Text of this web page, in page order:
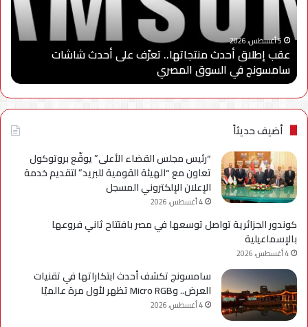
على
أحدث
شاشات
سامسونج
في
السوق
المصري
5 أغسطس، 2026
عقب إطلاق أحدث منتجاتها.. تعرّف على أحدث شاشات
سامسونج في السوق المصري
مع
أضيف حديثاً
“رئيس مجلس القضاء الأعلى” يوقّع بروتوكول
تعاون مع “الهيئة القومية للبريد” لتقديم خدمة
الإعلان الإلكتروني المسجل
4 أغسطس، 2026
كوندور الجزائرية تواصل توسعها في مصر بافتتاح ثاني فروعها
بالإسماعيلية
4 أغسطس، 2026
سامسونج تكشف أحدث ابتكاراتها في تقنيات
العرض.. وMicro RGB تظهر لأول مرة عالميًا
4 أغسطس، 2026